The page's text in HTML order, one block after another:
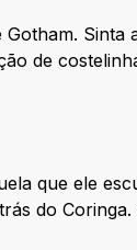
Sinta
de
que ele
do Coringa.